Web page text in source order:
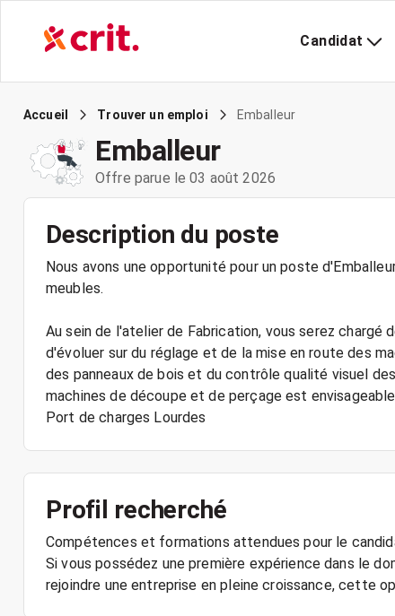
Candidat
Accueil Trouver un emploi Emballeur
Emballeur
Offre parue le 03 août 2026
Description du poste
Nous avons une opportunité pour un poste
meubles.
Au sein de l'atelier de Fabrication, vous serez chargé
d'évoluer sur du réglage et de la mise en route des
des panneaux de bois et du contrôle qualité visuel
machines de découpe et de perçage est
Profil recherché
Compétences et formations attendues pour le
Si vous possédez une première expérience dans le